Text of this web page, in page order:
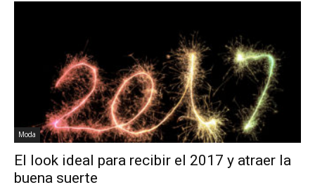
Moda
El look ideal para recibir el 2017 y atraer la
buena suerte